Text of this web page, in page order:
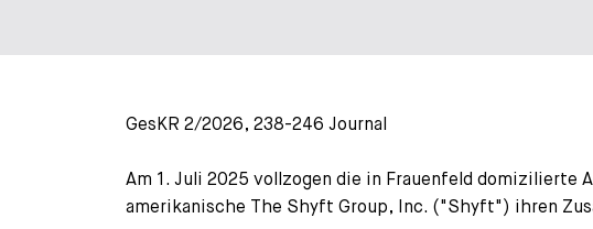
GesKR 2/2026, 238-246 Journal
Am 1. Juli 2025 vollzogen die in Frauenfeld domizilierte
amerikanische The Shyft Group, Inc. ("Shyft") ihren